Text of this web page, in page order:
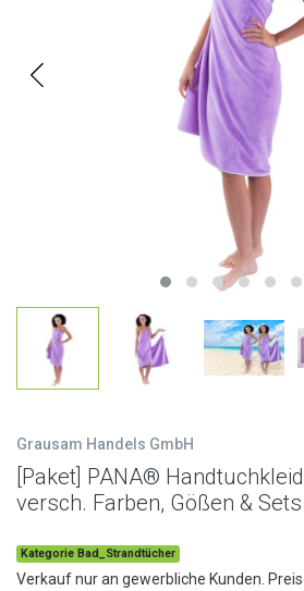
Grausam Handels GmbH
[Paket] PANA®
versch. Farben, Gößen & Sets
Kategorie Bad_Strandtücher
Verkauf nur an gewerbliche Kunden.